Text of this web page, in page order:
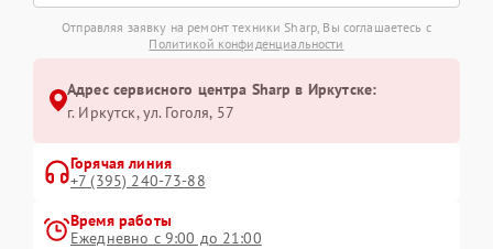
Отправляя заявку на ремонт техники Sharp, Вы соглашаетесь с
Политикой конфиденциальности
Адрес сервисного центра Sharp в Иркутске:
г. Иркутск, ул. ​Гоголя, 57
Горячая линия
+7 (395) 240-73-88
Время работы
Ежедневно с 9:00 до 21:00